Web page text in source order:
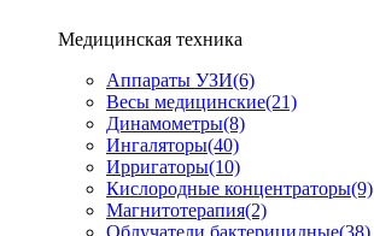
Медицинская техника
Аппараты УЗИ(6)
Весы медицинские(21)
Динамометры(8)
Ингаляторы(40)
Ирригаторы(10)
Кислородные концентраторы(9)
Магнитотерапия(2)
Облучатели бактерицидные(38)